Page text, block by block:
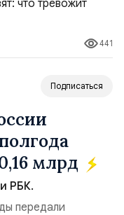
сбои в
осваивать VPN и
бье...
441
Подписаться
млрд
РБК.
передали